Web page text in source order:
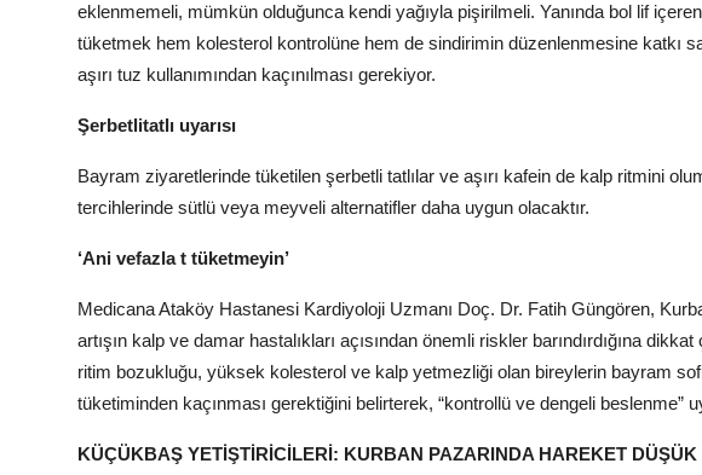
eklenmemeli, mümkün olduğunca kendi yağıyla pişirilmeli. Yanında bol lif
tüketmek hem kolesterol kontrolüne hem de sindirimin düzenlenmesine katkı
aşırı tuz kullanımından kaçınılması gerekiyor.
Şerbetlitatlı uyarısı
Bayram ziyaretlerinde tüketilen şerbetli tatlılar ve aşırı kafein de kalp ritmini
tercihlerinde sütlü veya meyveli alternatifler daha uygun olacaktır.
‘Ani vefazla t tüketmeyin’
Medicana Ataköy Hastanesi Kardiyoloji Uzmanı Doç. Dr. Fatih Güngören,
artışın kalp ve damar hastalıkları açısından önemli riskler barındırdığına
ritim bozukluğu, yüksek kolesterol ve kalp yetmezliği olan bireylerin bayram
tüketiminden kaçınması gerektiğini belirterek, “kontrollü ve dengeli beslenme”
KÜÇÜKBAŞ YETİŞTİRİCİLERİ: KURBAN PAZARINDA HAREKET DÜŞÜK